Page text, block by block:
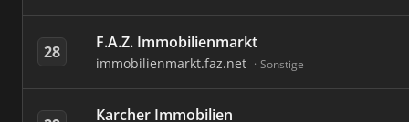
28 F.A.Z. Immobilienmarkt
immobilienmarkt.faz.net Sonstige
Karcher Immobilien